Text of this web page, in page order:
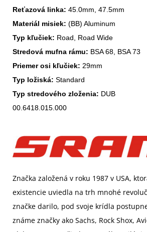
Reťazová linka:
Materiál misiek:
Typ kľučiek:
Stredová mufna rámu:
Priemer osi kľučiek:
Typ ložiská:
Typ stredového zloženia: DUB
00.6418.015.000
Značka založená v roku 1987 v USA,
existencie uviedla na trh mnohé
značke darilo, pod svoje krídla
známe značky ako Sachs, Rock Shox,